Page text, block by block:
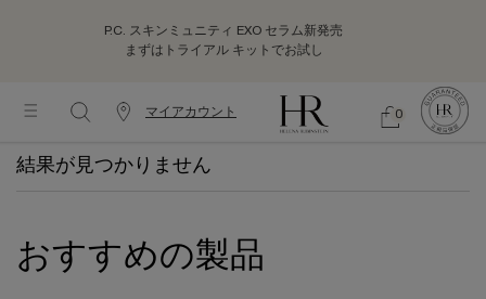
P.C. スキンミュニティ EXO セラム新発売
まずはトライアル キットでお試し
カ
ン
報
マイアカウント
シ
0
0 カート内の製品
結果が見つかりません
おすすめの製品